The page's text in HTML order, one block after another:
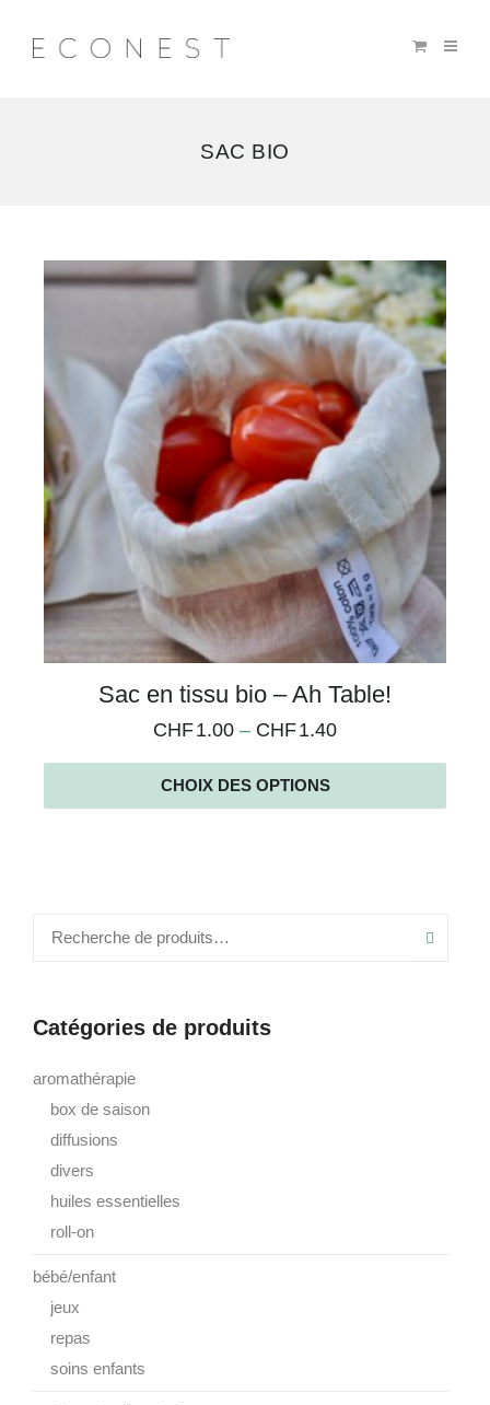
SAC BIO
Voici
résultat
Sac en tissu bio – Ah Table!
CHF1.00 – CHF1.40
CHOIX DES OPTIONS
Catégories de produits
aromathérapie
box de saison
diffusions
divers
huiles essentielles
roll-on
bébé/enfant
jeux
repas
soins enfants